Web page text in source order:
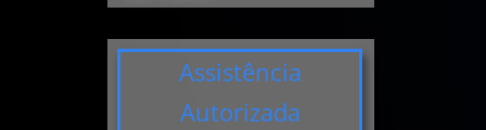
Assistência
Autorizada